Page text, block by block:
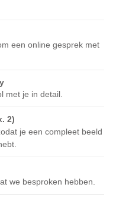
een online gesprek met
met je in detail.
2)
je een compleet beeld
we besproken hebben.